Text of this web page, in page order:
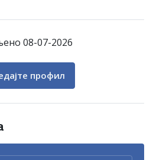
08-07-2026
профил